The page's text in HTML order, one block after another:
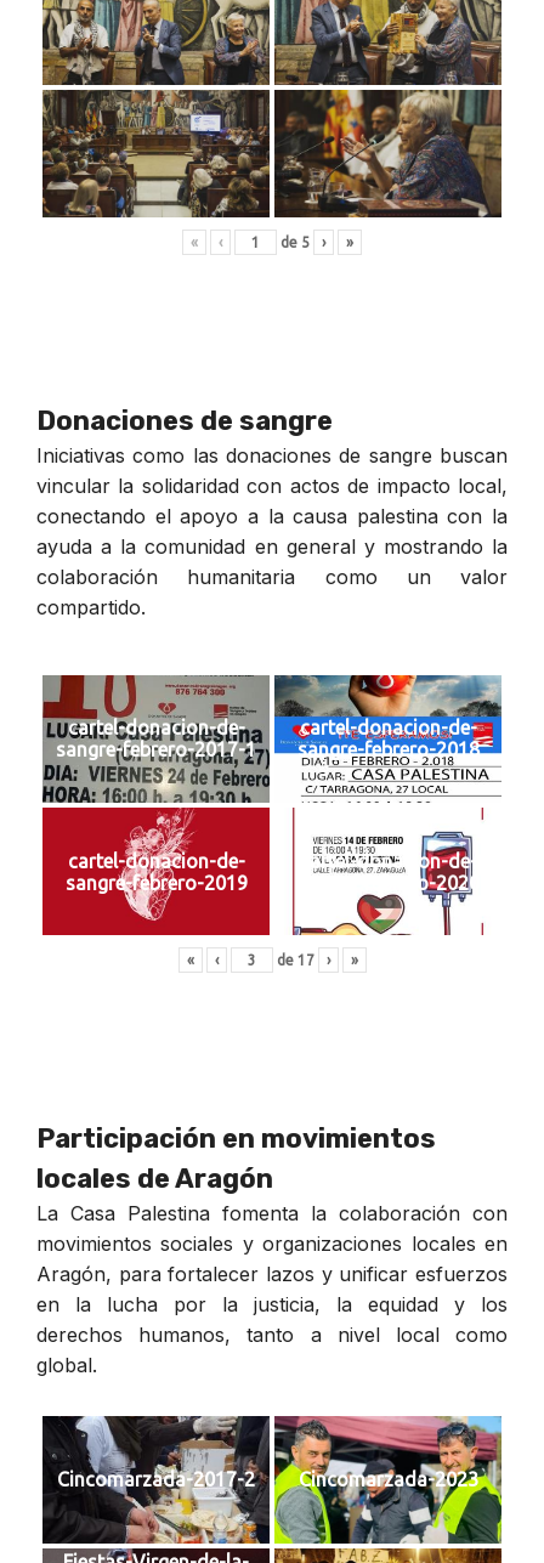
« ‹ de 5 › »
Donaciones de sangre
Iniciativas como las donaciones de sangre buscan
vincular la solidaridad con actos de impacto local,
conectando el apoyo a la causa palestina con la
ayuda a la comunidad en general y mostrando la
colaboración humanitaria como un valor
compartido.
cartel-donacion-de-
sangre-febrero-2017-1
cartel-donacion-de-
sangre-febrero-2018
cartel-donacion-de-
sangre-febrero-2019
cartel-donacion-de-
sangre-febrero-2020
« ‹ de 17 › »
Participación en movimientos
locales de Aragón
La Casa Palestina fomenta la colaboración con
movimientos sociales y organizaciones locales en
Aragón, para fortalecer lazos y unificar esfuerzos
en la lucha por la justicia, la equidad y los
derechos humanos, tanto a nivel local como
global.
Cincomarzada-2017-2 Cincomarzada-2023